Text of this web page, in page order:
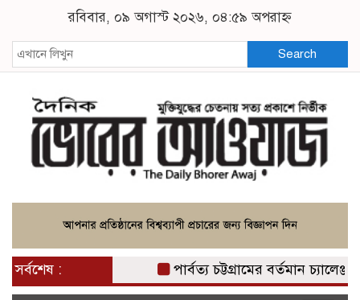
রবিবার, ০৯ অগাস্ট ২০২৬, ০৪:৫৯ অপরাহ্ন
Search
সর্বশেষ : পার্বত্য চট্টগ্রামের বর্তমান চ্যালেঞ্জ